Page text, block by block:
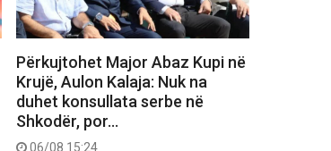
Përkujtohet Major Abaz Kupi në
Krujë, Aulon Kalaja: Nuk na
duhet konsullata serbe në
Shkodër, por…
06/08 15:24